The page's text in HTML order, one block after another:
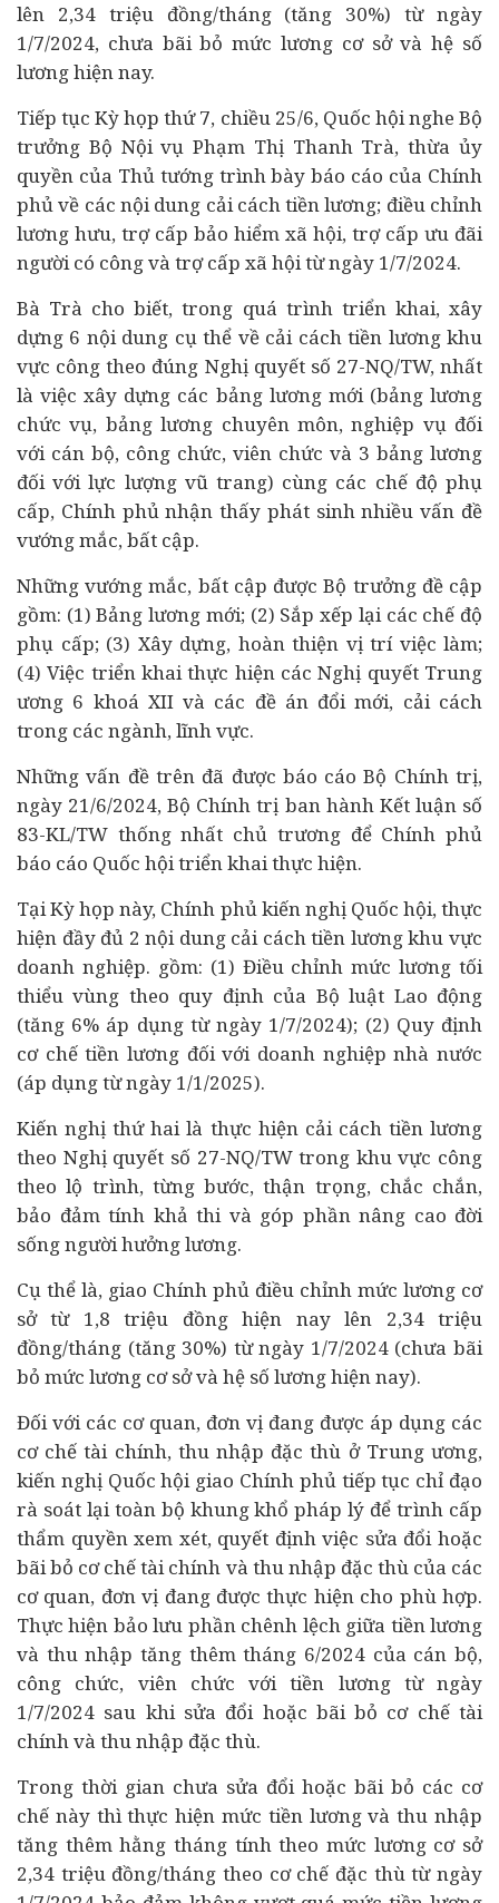
lên 2,34 triệu đồng/tháng (tăng 30%) từ ngày
1/7/2024, chưa bãi bỏ mức lương cơ sở và hệ số
lương hiện nay.
Tiếp tục Kỳ họp thứ 7, chiều 25/6, Quốc hội nghe Bộ
trưởng Bộ Nội vụ Phạm Thị Thanh Trà, thừa ủy
quyền của Thủ tướng trình bày báo cáo của Chính
phủ về các nội dung cải cách tiền lương; điều chỉnh
lương hưu, trợ cấp bảo hiểm xã hội, trợ cấp ưu đãi
người có công và trợ cấp xã hội từ ngày 1/7/2024.
Bà Trà cho biết, trong quá trình triển khai, xây
dựng 6 nội dung cụ thể về cải cách tiền lương khu
vực công theo đúng Nghị quyết số 27-NQ/TW, nhất
là việc xây dựng các bảng lương mới (bảng lương
chức vụ, bảng lương chuyên môn, nghiệp vụ đối
với cán bộ, công chức, viên chức và 3 bảng lương
đối với lực lượng vũ trang) cùng các chế độ phụ
cấp, Chính phủ nhận thấy phát sinh nhiều vấn đề
vướng mắc, bất cập.
Những vướng mắc, bất cập được Bộ trưởng đề cập
gồm: (1) Bảng lương mới; (2) Sắp xếp lại các chế độ
phụ cấp; (3) Xây dựng, hoàn thiện vị trí việc làm;
(4) Việc triển khai thực hiện các Nghị quyết Trung
ương 6 khoá XII và các đề án đổi mới, cải cách
trong các ngành, lĩnh vực.
Những vấn đề trên đã được báo cáo Bộ Chính trị,
ngày 21/6/2024, Bộ Chính trị ban hành Kết luận số
83-KL/TW thống nhất chủ trương để Chính phủ
báo cáo Quốc hội triển khai thực hiện.
Tại Kỳ họp này, Chính phủ kiến nghị Quốc hội, thực
hiện đầy đủ 2 nội dung cải cách tiền lương khu vực
doanh nghiệp. gồm: (1) Điều chỉnh mức lương tối
thiểu vùng theo quy định của Bộ luật Lao động
(tăng 6% áp dụng từ ngày 1/7/2024); (2) Quy định
cơ chế tiền lương đối với doanh nghiệp nhà nước
(áp dụng từ ngày 1/1/2025).
Kiến nghị thứ hai là thực hiện cải cách tiền lương
theo Nghị quyết số 27-NQ/TW trong khu vực công
theo lộ trình, từng bước, thận trọng, chắc chắn,
bảo đảm tính khả thi và góp phần nâng cao đời
sống người hưởng lương.
Cụ thể là, giao Chính phủ điều chỉnh mức lương cơ
sở từ 1,8 triệu đồng hiện nay lên 2,34 triệu
đồng/tháng (tăng 30%) từ ngày 1/7/2024 (chưa bãi
bỏ mức lương cơ sở và hệ số lương hiện nay).
Đối với các cơ quan, đơn vị đang được áp dụng các
cơ chếtài chính, thu nhập đặc thù ở Trung ương,
kiến nghị Quốc hội giao Chính phủ tiếp tục chỉ đạo
rà soát lại toàn bộ khung khổ pháp lý để trình cấp
thẩm quyền xem xét, quyết định việc sửa đổi hoặc
bãi bỏ cơ chế tài chính và thu nhập đặc thù của các
cơ quan, đơn vị đang được thực hiện cho phù hợp.
Thực hiện bảo lưu phần chênh lệch giữa tiền lương
và thu nhập tăng thêm tháng 6/2024 của cán bộ,
công chức, viên chức với tiền lương từ ngày
1/7/2024 sau khi sửa đổi hoặc bãi bỏ cơ chế tài
chính và thu nhập đặc thù.
Trong thời gian chưa sửa đổi hoặc bãi bỏ các cơ
chế này thì thực hiện mức tiền lương và thu nhập
tăng thêm hằng tháng tính theo mức lương cơ sở
2,34 triệu đồng/tháng theo cơ chế đặc thù từ ngày